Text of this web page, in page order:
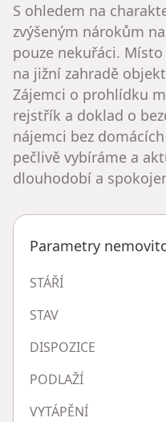
S ohledem na
zvýšeným nárokům
pouze nekuřáci.
na jižní zahradě
Zájemci o prohlídku
rejstřík a doklad o
nájemci bez
pečlivě vybíráme a
dlouhodobí a
Parametry
STÁŘÍ
STAV
DISPOZICE
PODLAŽÍ
VYTÁPĚNÍ